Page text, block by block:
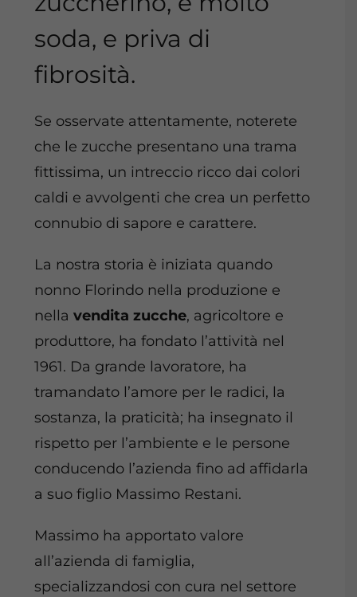
soda, e priva di
fibrosità.
Se osservate attentamente, noterete
che le zucche presentano una trama
fittissima, un intreccio ricco dai colori
caldi e avvolgenti che crea un perfetto
connubio di sapore e carattere.
La nostra storia è iniziata quando
nonno Florindo nella produzione e
nellavendita zucche, agricoltore e
produttore, ha fondato l’attività nel
1961. Da grande lavoratore, ha
tramandato l’amore per le radici, la
sostanza, la praticità; ha insegnato il
rispetto per l’ambiente e le persone
conducendo l’azienda fino ad affidarla
a suo figlio Massimo Restani.
Massimo ha apportato valore
all’azienda di famiglia,
specializzandosi con cura nel settore